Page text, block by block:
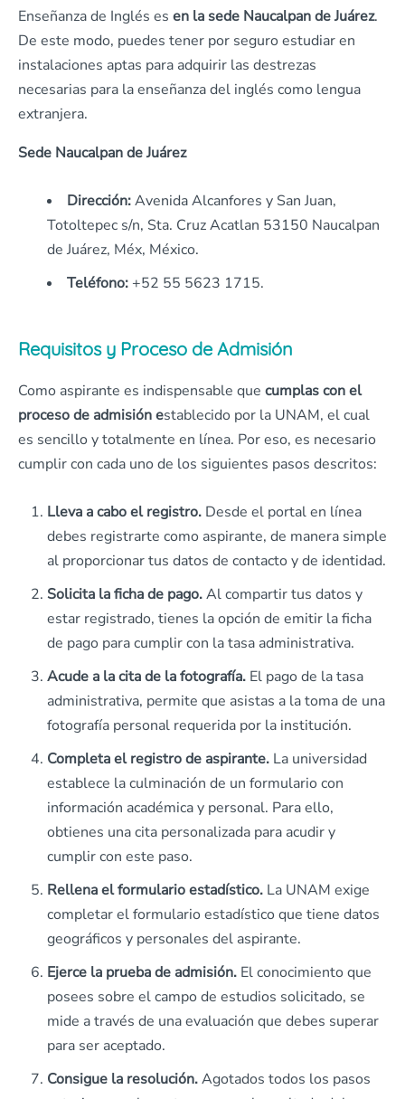
Enseñanza de Inglés es en la sede Naucalpan de Juárez.
De este modo, puedes tener por seguro estudiar en
instalaciones aptas para adquirir las destrezas
necesarias para la enseñanza del inglés como lengua
extranjera.
Sede Naucalpan de Juárez
Dirección:Avenida Alcanfores y San Juan,
Totoltepec s/n, Sta. Cruz Acatlan 53150 Naucalpan
de Juárez, Méx, México.
Teléfono: +52 55 5623 1715.
Requisitos y Proceso de Admisión
Como aspirante es indispensable que cumplas con el
proceso de admisión establecido por la UNAM, el cual
es sencillo y totalmente en línea. Por eso, es necesario
cumplir con cada uno de los siguientes pasos descritos:
Lleva a cabo el registro. Desde el portal en línea
debes registrarte como aspirante, de manera simple
al proporcionar tus datos de contacto y de identidad.
Solicita la ficha de pago.Al compartir tus datos y
estar registrado, tienes la opción de emitir la ficha
de pago para cumplir con la tasa administrativa.
Acude a la cita de la fotografía. El pago de la tasa
administrativa, permite que asistas a la toma de una
fotografía personal requerida por la institución.
Completa el registro de aspirante. La universidad
establece la culminación de un formulario con
información académica y personal. Para ello,
obtienes una cita personalizada para acudir y
cumplir con este paso.
Rellena el formulario estadístico. La UNAM exige
completar el formulario estadístico que tiene datos
geográficos y personales del aspirante.
Ejerce la prueba de admisión. El conocimiento que
posees sobre el campo de estudios solicitado, se
mide a través de una evaluación que debes superar
para ser aceptado.
Consigue la resolución.Agotados todos los pasos